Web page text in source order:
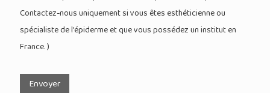
Contactez-nous uniquement si vous êtes esthéticienne ou
spécialiste de l'épiderme et que vous possédez un institut en
France. )
Envoyer